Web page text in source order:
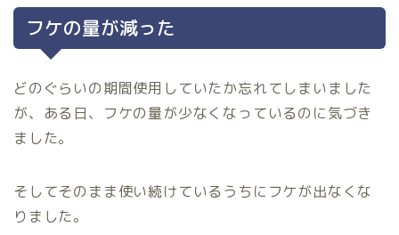
フケの量が減った
どのぐらいの期間使用していたか忘れてしまいました
が、ある日、フケの量が少なくなっているのに気づき
ました。
そしてそのまま使い続けているうちにフケが出なくな
りました。